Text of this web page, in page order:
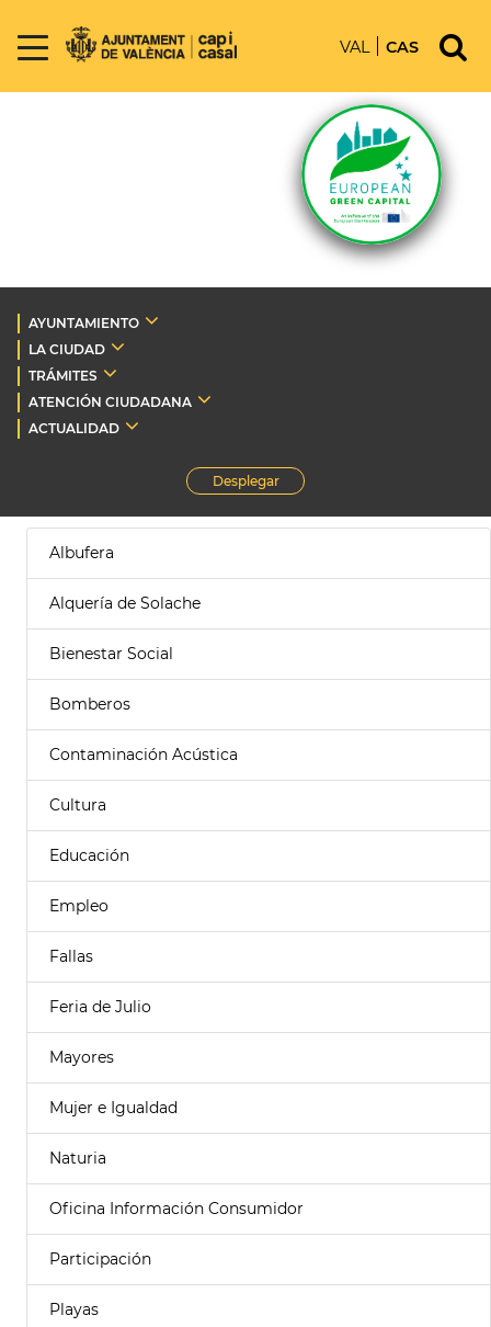
VAL CAS
AYUNTAMIENTO
LA CIUDAD
TRÁMITES
ATENCIÓN CIUDADANA
ACTUALIDAD
Desplegar
Albufera
Alquería de Solache
Bienestar Social
Bomberos
Contaminación Acústica
Cultura
Educación
Empleo
Fallas
Feria de Julio
Mayores
Mujer e Igualdad
Naturia
Oficina Información Consumidor
Participación
Playas